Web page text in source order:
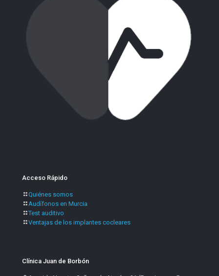
Acceso Rápido
Quiénes somos
Audífonos en Murcia
Test auditivo
Ventajas de los implantes cocleares
Clínica Juan de Borbón